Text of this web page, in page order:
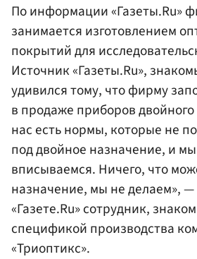
По информации «Газеты.Ru»
занимается изготовлением
покрытий для
Источник «Газеты.Ru»,
удивился тому, что фирму
в продаже приборов
нас есть нормы, которые не
под двойное назначение, и
вписываемся. Ничего, что
назначение, мы не делаем», —
«Газете.Ru» сотрудник,
спецификой производства
«Триоптикс».